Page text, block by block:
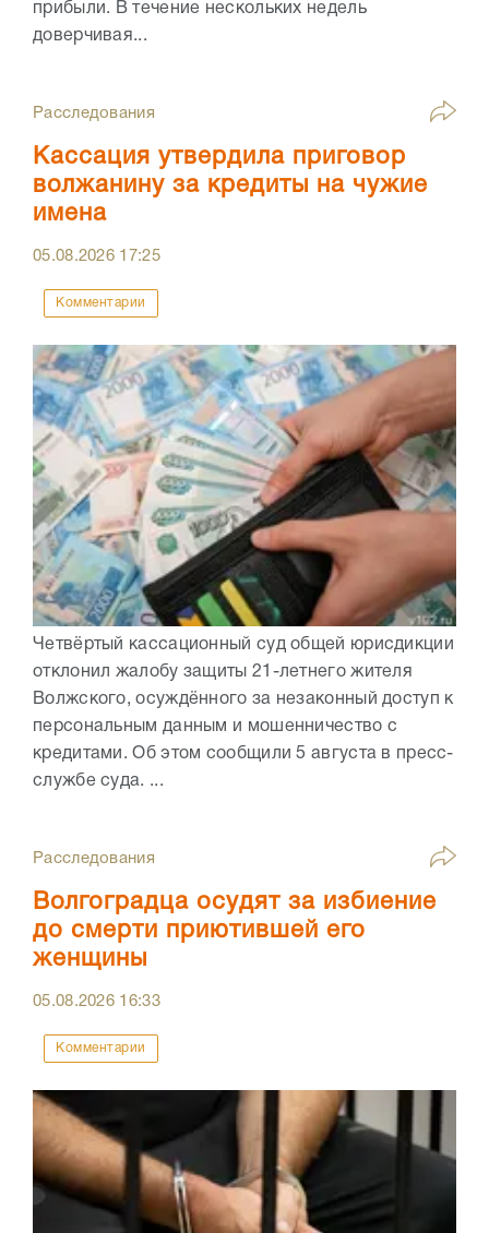
прибыли. В течение нескольких недель
доверчивая...
Расследования
Кассация утвердила приговор
волжанину за кредиты на чужие
имена
05.08.2026 17:25
Комментарии
Четвёртый кассационный суд общей юрисдикции
отклонил жалобу защиты 21-летнего жителя
Волжского, осуждённого за незаконный доступ к
персональным данным и мошенничество с
кредитами. Об этом сообщили 5 августа в пресс-
службе суда. ...
Расследования
Волгоградца осудят за избиение
до смерти приютившей его
женщины
05.08.2026 16:33
Комментарии